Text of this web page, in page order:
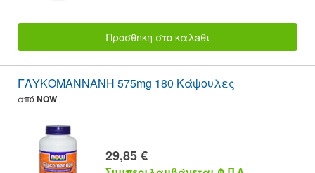
Προσθnκη στο καλaθι
ΓΛΥΚΟΜΑΝΝΑΝΗ 575mg 180 Κάψουλες
από NOW
29,85 €